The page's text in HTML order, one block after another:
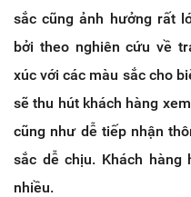
sắc cũng ảnh hưởng rất
bởi theo nghiên cứu về
xúc với các màu sắc cho
sẽ thu hút khách hàng
cũng như dễ tiếp nhận
sắc dễ chịu. Khách
nhiều.